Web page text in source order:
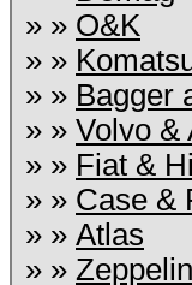
» » O&K
» »
» » Bagger
» » Volvo &
» » Fiat &
» » Case &
» » Atlas
» »